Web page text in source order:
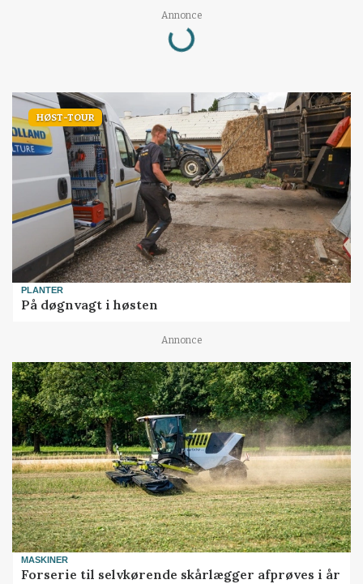
Annonce
Loading...
HØST-TOUR
PLANTER
På døgnvagt i høsten
Annonce
MASKINER
Forserie til selvkørende skårlægger afprøves i år